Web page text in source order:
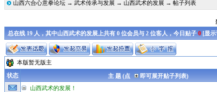
山西六合心意拳论坛→ 武术传承与发展 → 山西武术的发展 → 帖子列表
总在线 19 人，其中山西武术的发展上共有 0 位会员与 2 位客人，今日贴子0[显
本版暂无版主
状态
主 题 (点
即可展开贴子列表)
山西武术的发展！